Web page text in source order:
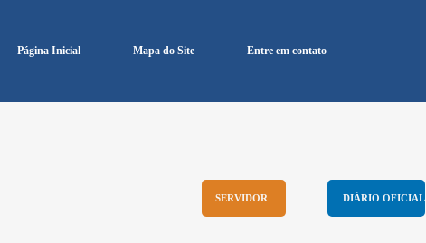
Página Inicial Mapa do Site Entre em contato
SERVIDOR DIÁRIO OFICIAL